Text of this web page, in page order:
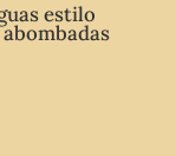
estilo